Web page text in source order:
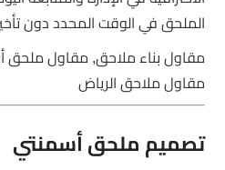
الملحق في الوقت المحدد دون
مقاول بناء ملاحق, مقاول ملحق
مقاول ملاحق الرياض
تصميم ملحق أسمنتي